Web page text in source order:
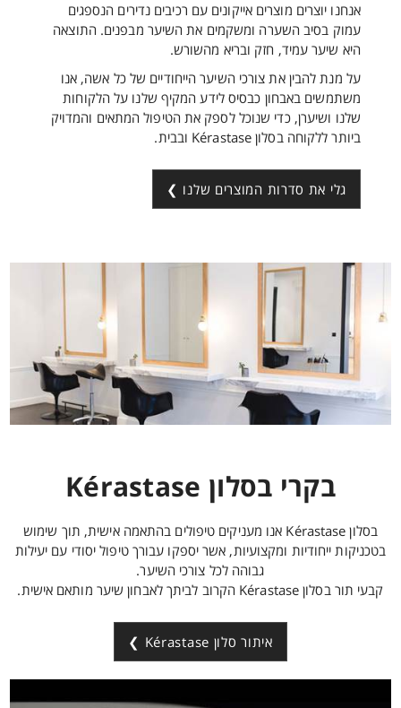
אנחנו יוצרים מוצרים אייקונים עם רכיבים נדירים הנספגים
עמוק בסיב השערה ומשקמים את השיער מבפנים. התוצאה
היא שיער עמיד, חזק ובריא מהשורש.
על מנת להבין את צורכי השיער הייחודיים של כל אשה, אנו
משתמשים באבחון כבסיס לידע המקיף שלנו על הלקוחות
שלנו ושיערן, כדי שנוכל לספק את הטיפול המתאים והמדויק
ביותר ללקוחה בסלון Kérastase ובבית.
גלי את סדרות המוצרים שלנו ❯
בקרי בסלון Kérastase
בסלון Kérastase אנו מעניקים טיפולים בהתאמה אישית, תוך שימוש
בטכניקות ייחודיות ומקצועיות, אשר יספקו עבורך טיפול יסודי עם יעילות
גבוהה לכל צורכי השיער.
קבעי תור בסלון Kérastase הקרוב לביתך לאבחון שיער מותאם אישית.
איתור סלון Kérastase ❯